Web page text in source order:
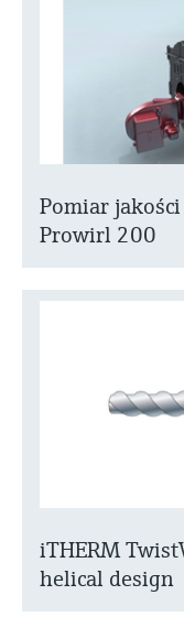
Pomiar
Prowirl 200
iTHERM
helical design